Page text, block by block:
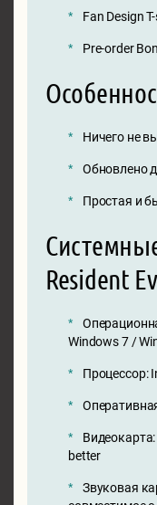
Fan Design
Pre-order
Ничего не
Обновлено
Простая и
Resident
Windows 7 /
Процессор:
better
Звуковая